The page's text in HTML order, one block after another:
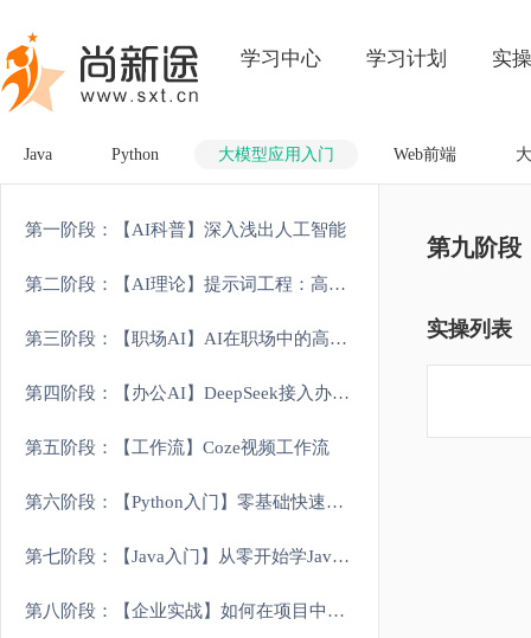
学习中心 学习计划 实操
Java Python 大模型应用入门 Web前端
第一阶段：【AI科普】深入浅出人工智能
第二阶段：【AI理论】提示词工程：高效对话与优化技巧
第三阶段：【职场AI】AI在职场中的高效应用场景
第四阶段：【办公AI】DeepSeek接入办公工具实战
第五阶段：【工作流】Coze视频工作流
第六阶段：【Python入门】零基础快速掌握Python编程
第七阶段：【Java入门】从零开始学Java：基础到实践
第八阶段：【企业实战】如何在项目中集成智能聊天机器人
第九阶段
实操列表